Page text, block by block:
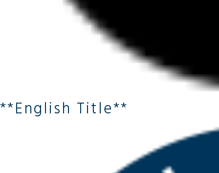
**English Title**